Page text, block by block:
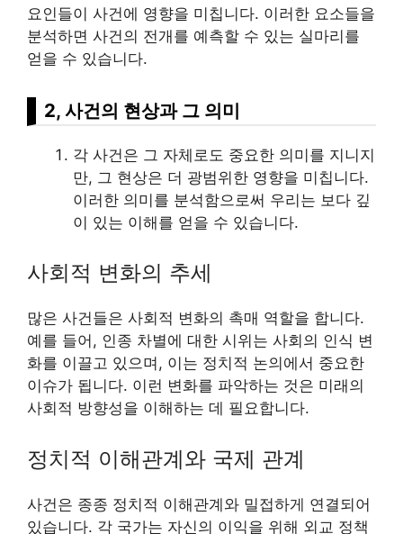
요인들이 사건에 영향을 미칩니다. 이러한 요소들을
분석하면 사건의 전개를 예측할 수 있는 실마리를
얻을 수 있습니다.
2, 사건의 현상과 그 의미
각 사건은 그 자체로도 중요한 의미를 지니지
만, 그 현상은 더 광범위한 영향을 미칩니다.
이러한 의미를 분석함으로써 우리는 보다 깊
이 있는 이해를 얻을 수 있습니다.
사회적 변화의 추세
많은 사건들은 사회적 변화의 촉매 역할을 합니다.
예를 들어, 인종 차별에 대한 시위는 사회의 인식 변
화를 이끌고 있으며, 이는 정치적 논의에서 중요한
이슈가 됩니다. 이런 변화를 파악하는 것은 미래의
사회적 방향성을 이해하는 데 필요합니다.
정치적 이해관계와 국제 관계
사건은 종종 정치적 이해관계와 밀접하게 연결되어
있습니다. 각 국가는 자신의 이익을 위해 외교 정책